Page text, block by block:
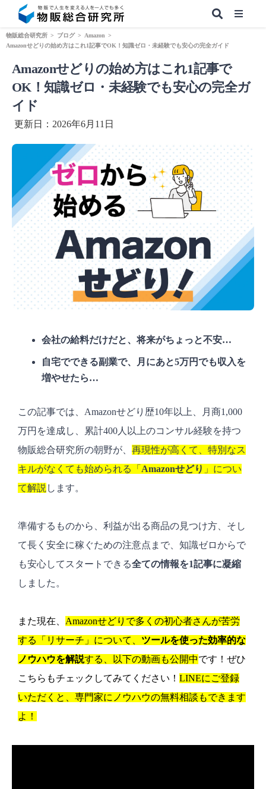
【無料】副業&本業 物販ノウハウ
物販総合研究所 > ブログ > Amazon >
Amazonせどりの始め方はこれ1記事でOK！知識ゼロ・未経験でも安心の完全ガイド
Amazonせどりの始め方はこれ1記事で
OK！知識ゼロ・未経験でも安心の完全ガ
イド
更新日：2026年6月11日
会社の給料だけだと、将来がちょっと不安…
自宅でできる副業で、月にあと5万円でも収入を
増やせたら…
この記事では、Amazonせどり歴10年以上、月商1,000
万円を達成し、累計400人以上のコンサル経験を持つ
物販総合研究所の朝野が、 再現性が高くて、特別なス
キルがなくても始められる「 Amazonせどり 」につい
て解説します。
準備するものから、利益が出る商品の見つけ方、そし
て長く安全に稼ぐための注意点まで、知識ゼロからで
も安心してスタートできる全ての情報を1記事に凝縮
しました。
また現在、 Amazonせどりで多くの初心者さんが苦労
する「リサーチ」について、 ツールを使った効率的な
ノウハウを解説する、以下の動画も公開中です！ぜひ
こちらもチェックしてみてください！ LINEにご登録
いただくと、専門家にノウハウの無料相談もできます
よ！